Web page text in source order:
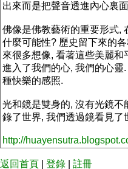
出來而是把聲音透進內心裏
佛像是佛教藝術的重要形式,
什麼可能性? 歷史留下來的
來很多想像, 看著這些美麗
進入了我們的心, 我們的心靈
種快樂的感照.
光和鏡是雙身的, 沒有光鏡
錄了世界, 我們透過鏡看見了
http://
返回首頁 登錄 註冊